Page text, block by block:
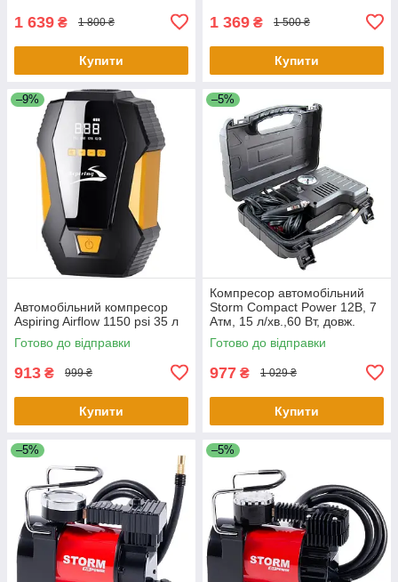
1 639 ₴ 1 800 ₴
Купити
1 369 ₴ 1 500 ₴
Купити
–9%
Автомобільний компресор
Aspiring Airflow 1150 psi 35 л
Готово до відправки
913 ₴ 999 ₴
Купити
–5%
Компресор автомобільний
Storm Compact Power 12В, 7
Атм, 15 л/хв.,60 Вт, довж.
шланга 0,45
Готово до відправки
977 ₴ 1 029 ₴
Купити
–5% –5%